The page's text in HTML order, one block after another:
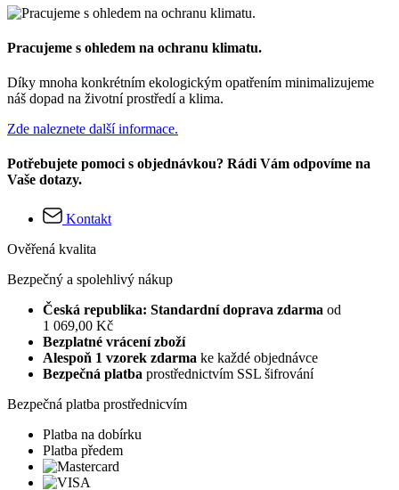
Pracujeme s ohledem na ochranu klimatu.
Díky mnoha konkrétním ekologickým opatřením minimalizujeme
náš dopad na životní prostředí a klima.
Zde naleznete další informace.
Potřebujete pomoci s objednávkou? Rádi Vám odpovíme na
Vaše dotazy.
Kontakt
Ověřená kvalita
Bezpečný a spolehlivý nákup
Česká republika: Standardní doprava zdarma od
1 069,00 Kč
Bezplatné vrácení zboží
Alespoň 1 vzorek zdarma ke každé objednávce
Bezpečná platba prostřednictvím SSL šifrování
Bezpečná platba prostřednicvím
Platba na dobírku
Platba předem